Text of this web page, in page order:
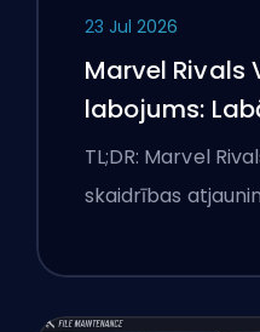
23 Jul 2026
Marvel Rivals
labojums:
konkurences
jūlija 16.
TL;DR: Marvel
skaidrības